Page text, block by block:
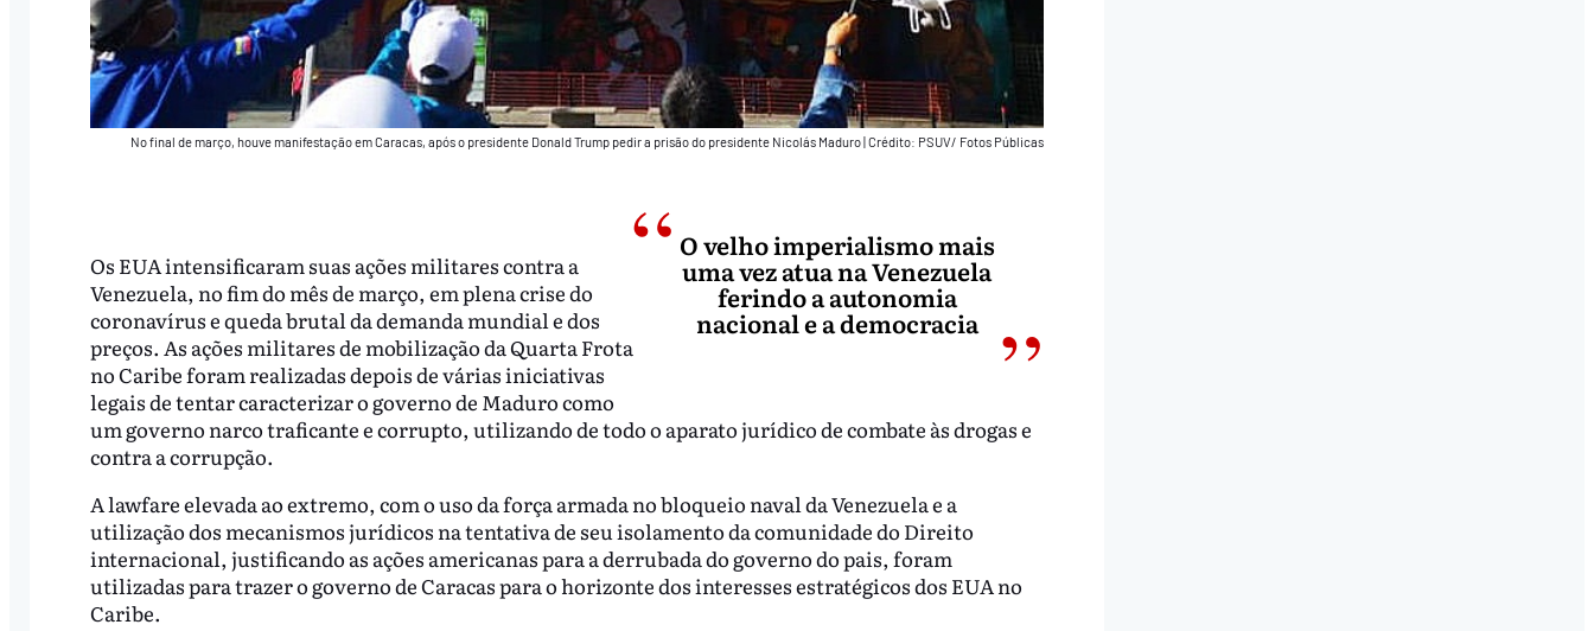
No final de março, houve manifestação em Caracas, após o presidente Donald Trump pedir a prisão do presidente Nicolás Maduro|Crédito: PSUV/ Fotos Públicas
O velho imperialismo mais
uma vez atua na Venezuela
ferindo a autonomia
nacional e a democracia
Os EUA intensificaram suas ações militares contra a
Venezuela, no fim do mês de março, em plena crise do
coronavírus e queda brutal da demanda mundial e dos
preços. As ações militares de mobilização da Quarta Frota
no Caribe foram realizadas depois de várias iniciativas
legais de tentar caracterizar o governo de Maduro como
um governo narco traficante e corrupto, utilizando de todo o aparato jurídico de combate às drogas e
contra a corrupção.
A lawfare elevada ao extremo, com o uso da força armada no bloqueio naval da Venezuela e a
utilização dos mecanismos jurídicos na tentativa de seu isolamento da comunidade do Direito
internacional, justificando as ações americanas para a derrubada do governo do pais, foram
utilizadas para trazer o governo de Caracas para o horizonte dos interesses estratégicos dos EUA no
Caribe.